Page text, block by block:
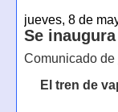
jueves, 8 de
Se
Comunicado de
El tren de